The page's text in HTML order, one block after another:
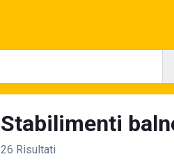
Stabilimenti
26 Risultati